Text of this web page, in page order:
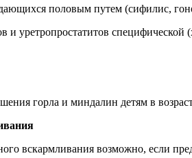
половым путем (сифилис,
и уретропростатитов
горла и миндалин детям в
вскармливания возможно, если